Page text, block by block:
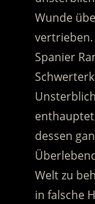
Wunde
Spanier
dessen
Welt zu
in falsche